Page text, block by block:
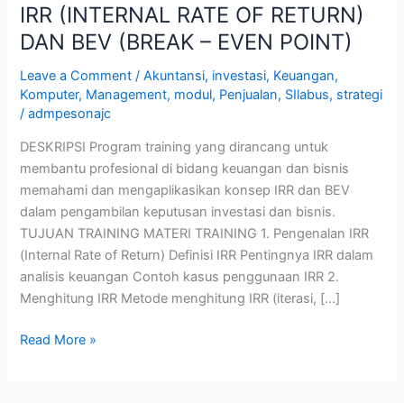
IRR (INTERNAL RATE OF RETURN)
DAN BEV (BREAK – EVEN POINT)
Leave a Comment /Akuntansi, investasi, Keuangan,
Komputer, Management, modul, Penjualan, SIlabus, strategi
/admpesonajc
DESKRIPSI Program training yang dirancang untuk
membantu profesional di bidang keuangan dan bisnis
memahami dan mengaplikasikan konsep IRR dan BEV
dalam pengambilan keputusan investasi dan bisnis.
TUJUAN TRAINING MATERI TRAINING 1. Pengenalan IRR
(Internal Rate of Return) Definisi IRR Pentingnya IRR dalam
analisis keuangan Contoh kasus penggunaan IRR 2.
Menghitung IRR Metode menghitung IRR (iterasi, […]
Read More »